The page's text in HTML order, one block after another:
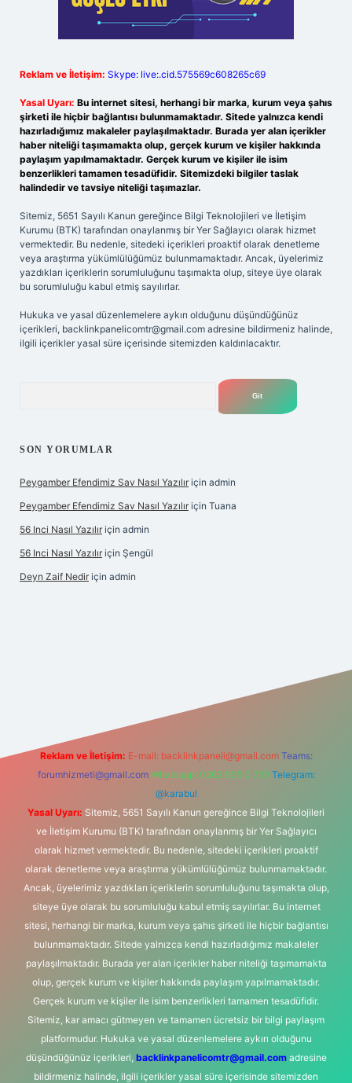
Reklam ve İletişim: Skype: live:.cid.575569c608265c69
Yasal Uyarı: Bu internet sitesi, herhangi bir marka, kurum veya şahıs
şirketi ile hiçbir bağlantısı bulunmamaktadır. Sitede yalnızca kendi
hazırladığımız makaleler paylaşılmaktadır. Burada yer alan içerikler
haber niteliği taşımamakta olup, gerçek kurum ve kişiler hakkında
paylaşım yapılmamaktadır. Gerçek kurum ve kişiler ile isim
benzerlikleri tamamen tesadüfidir. Sitemizdeki bilgiler taslak
halindedir ve tavsiye niteliği taşımazlar.
Sitemiz, 5651 Sayılı Kanun gereğince Bilgi Teknolojileri ve İletişim
Kurumu (BTK) tarafından onaylanmış bir Yer Sağlayıcı olarak hizmet
vermektedir. Bu nedenle, sitedeki içerikleri proaktif olarak denetleme
veya araştırma yükümlülüğümüz bulunmamaktadır. Ancak, üyelerimiz
yazdıkları içeriklerin sorumluluğunu taşımakta olup, siteye üye olarak
bu sorumluluğu kabul etmiş sayılırlar.
Hukuka ve yasal düzenlemelere aykırı olduğunu düşündüğünüz
içerikleri, backlinkpanelicomtr@gmail.com adresine bildirmeniz halinde,
ilgili içerikler yasal süre içerisinde sitemizden kaldırılacaktır.
SON YORUMLAR
Peygamber Efendimiz Sav Nasıl Yazılır için admin
Peygamber Efendimiz Sav Nasıl Yazılır için Tuana
56 Inci Nasıl Yazılır için admin
56 Inci Nasıl Yazılır için Şengül
Deyn Zaif Nedir için admin
Reklam ve İletişim: E-mail: backlinkpaneli@gmail.com Teams:
forumhizmeti@gmail.com Whatsapp: 0262 606 0 726 Telegram:
@karabul
Yasal Uyarı: Sitemiz, 5651 Sayılı Kanun gereğince Bilgi Teknolojileri
ve İletişim Kurumu (BTK) tarafından onaylanmış bir Yer Sağlayıcı
olarak hizmet vermektedir. Bu nedenle, sitedeki içerikleri proaktif
olarak denetleme veya araştırma yükümlülüğümüz bulunmamaktadır.
Ancak, üyelerimiz yazdıkları içeriklerin sorumluluğunu taşımakta olup,
siteye üye olarak bu sorumluluğu kabul etmiş sayılırlar. Bu internet
sitesi, herhangi bir marka, kurum veya şahıs şirketi ile hiçbir bağlantısı
bulunmamaktadır. Sitede yalnızca kendi hazırladığımız makaleler
paylaşılmaktadır. Burada yer alan içerikler haber niteliği taşımamakta
olup, gerçek kurum ve kişiler hakkında paylaşım yapılmamaktadır.
Gerçek kurum ve kişiler ile isim benzerlikleri tamamen tesadüfidir.
Sitemiz, kar amacı gütmeyen ve tamamen ücretsiz bir bilgi paylaşım
platformudur. Hukuka ve yasal düzenlemelere aykırı olduğunu
düşündüğünüz içerikleri, backlinkpanelicomtr@gmail.comadresine
bildirmeniz halinde, ilgili içerikler yasal süre içerisinde sitemizden